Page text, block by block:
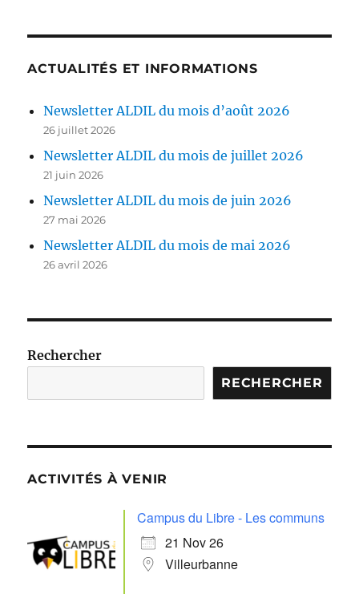
ACTUALITÉS ET INFORMATIONS
Newsletter ALDIL du mois d’août 2026
26 juillet 2026
Newsletter ALDIL du mois de juillet 2026
21 juin 2026
Newsletter ALDIL du mois de juin 2026
27 mai 2026
Newsletter ALDIL du mois de mai 2026
26 avril 2026
Rechercher
RECHERCHER
ACTIVITÉS À VENIR
Campus du Libre - Les communs
21 Nov 26
Villeurbanne